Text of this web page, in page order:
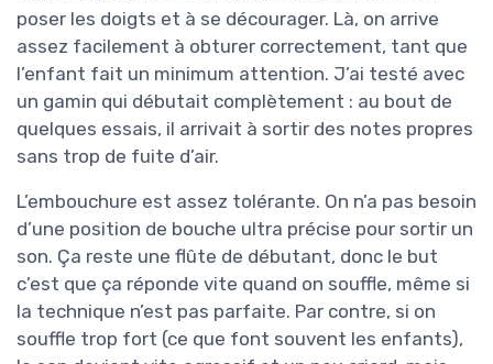
poser les doigts et à se décourager. Là, on arrive
assez facilement à obturer correctement, tant que
l’enfant fait un minimum attention. J’ai testé avec
un gamin qui débutait complètement : au bout de
quelques essais, il arrivait à sortir des notes propres
sans trop de fuite d’air.
L’embouchure est assez tolérante. On n’a pas besoin
d’une position de bouche ultra précise pour sortir un
son. Ça reste une flûte de débutant, donc le but
c’est que ça réponde vite quand on souffle, même si
la technique n’est pas parfaite. Par contre, si on
souffle trop fort (ce que font souvent les enfants),